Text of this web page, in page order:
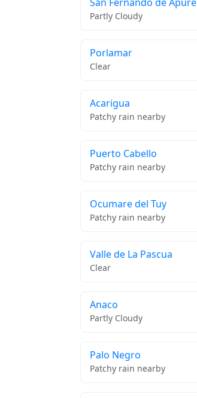
Partly Cloudy
Porlamar
Clear
Acarigua
Patchy rain nearby
Puerto Cabello
Patchy rain nearby
Ocumare del Tuy
Patchy rain nearby
Valle de La Pascua
Clear
Anaco
Partly Cloudy
Palo Negro
Patchy rain nearby